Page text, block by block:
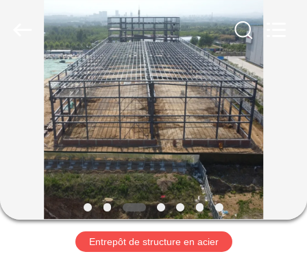
MAISON
PRODUITS
VIDÉOS
VR
SHOW
Entrepôt de structure en acier